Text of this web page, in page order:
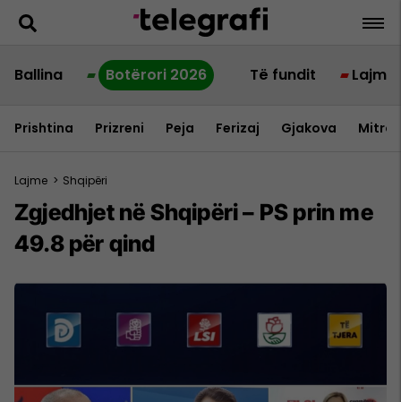
Ballina Botërori 2026 Të fundit Lajme
Prishtina Prizreni Peja Ferizaj Gjakova
Lajme > Shqipëri
Zgjedhjet në Shqipëri – PS prin me
49.8 për qind